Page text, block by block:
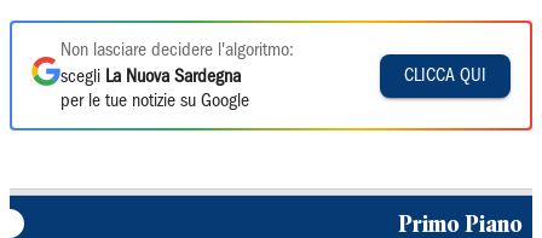
Non lasciare decidere l'algoritmo:
scegli La Nuova Sardegna
per le tue notizie su Google
CLICCA QUI
Primo Piano